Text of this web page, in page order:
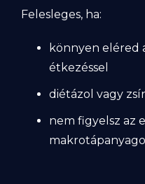
Felesleges, ha:
könnyen eléred
étkezéssel
diétázol vagy
nem figyelsz az